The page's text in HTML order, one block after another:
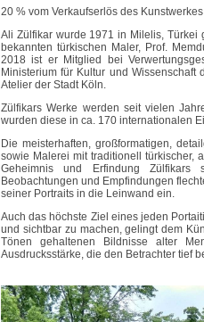
20 % vom Verkaufserlös des
Ali Zülfikar wurde 1971 in Milelis, Türkei
bekannten türkischen Maler, Prof.
2018 ist er Mitglied bei
Ministerium für Kultur und
Atelier der Stadt Köln.
Zülfikars Werke werden seit vielen
wurden diese in ca. 170 internationalen
Die meisterhaften, großformatigen,
sowie Malerei mit traditionell türkischer,
Geheimnis und Erfindung Zülfikars
Beobachtungen und Empfindungen
seiner Portraits in die Leinwand ein.
Auch das höchste Ziel eines jeden
und sichtbar zu machen, gelingt dem
Tönen gehaltenen Bildnisse alter
Ausdrucksstärke, die den Betrachter tief